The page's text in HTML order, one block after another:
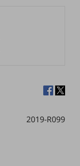
2019-R099